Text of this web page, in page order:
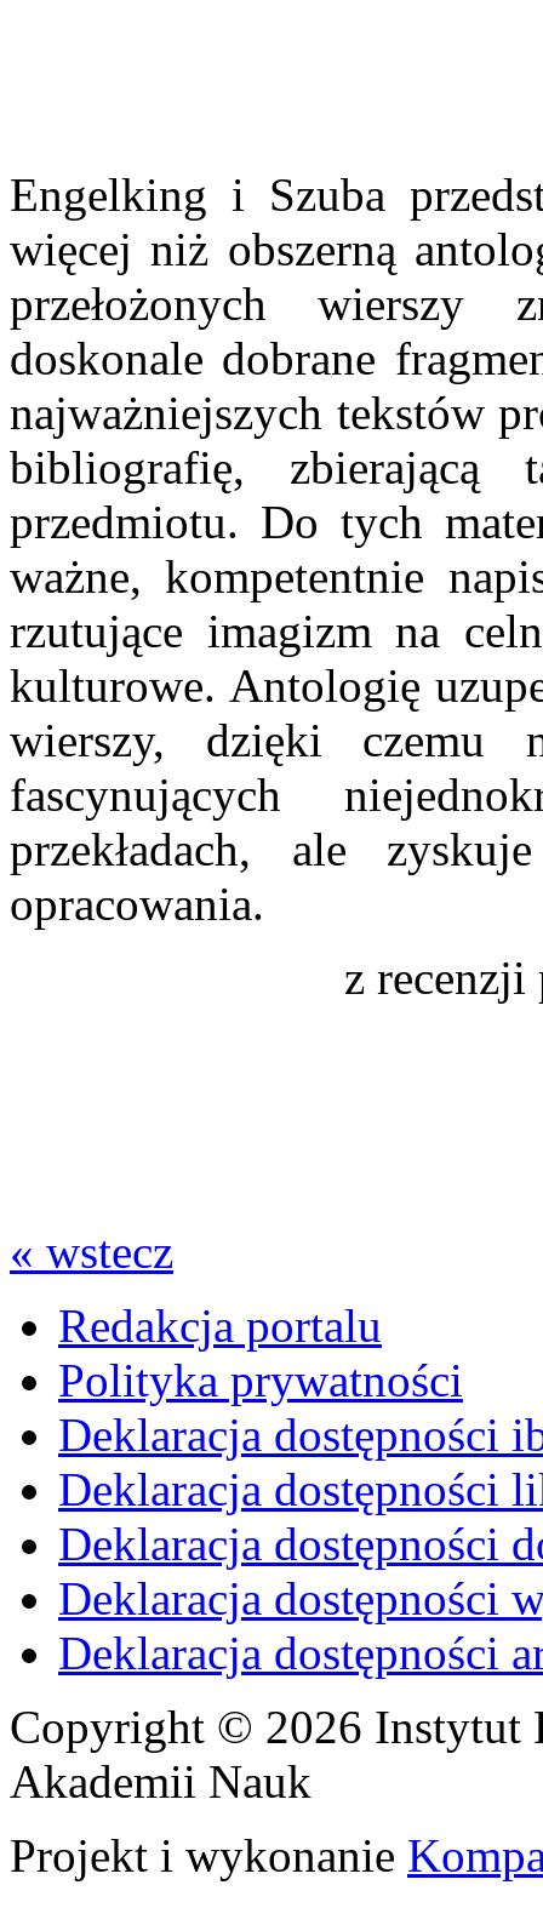
Engelking i Szuba
więcej niż obszerną
przełożonych wierszy
doskonale dobrane
najważniejszych tekstów
bibliografię, zbierającą
przedmiotu. Do tych
ważne, kompetentnie
rzutujące imagizm na
kulturowe. Antologię
wierszy, dzięki czemu
fascynujących
przekładach, ale
opracowania.
z recenzji
« wstecz
Redakcja portalu
Polityka prywatności
Deklaracja dostępności
Deklaracja dostępności
Deklaracja dostępności
Deklaracja dostępności
Deklaracja dostępności
Copyright © 2026 Instytut
Akademii Nauk
Projekt i wykonanie